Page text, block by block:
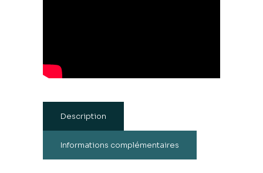
Description
Informations complémentaires